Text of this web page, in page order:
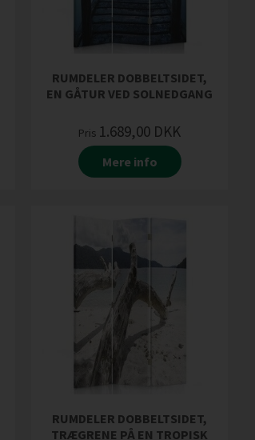
RUMDELER DOBBELTSIDET,
EN GÅTUR VED SOLNEDGANG
Pris 1.689,00 DKK
Mere info
RUMDELER DOBBELTSIDET,
TRÆGRENE PÅ EN TROPISK